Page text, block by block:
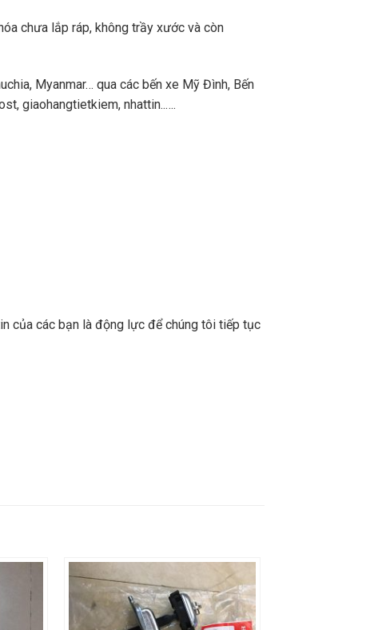
chưa lắp ráp, không trầy xước và còn
Myanmar… qua các bến xe Mỹ Đình, Bến
giaohangtietkiem, nhattin..….
của các bạn là động lực để chúng tôi tiếp tục